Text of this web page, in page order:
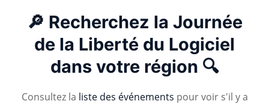
🔎 Recherchez la Journée
de la Liberté du Logiciel
dans votre région 🔍
Consultez la liste des événements pour voir s'il y a